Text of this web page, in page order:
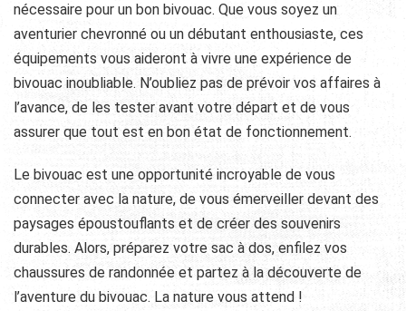
nécessaire pour un bon bivouac. Que vous soyez un
aventurier chevronné ou un débutant enthousiaste, ces
équipements vous aideront à vivre une expérience de
bivouac inoubliable. N’oubliez pas de prévoir vos affaires à
l’avance, de les tester avant votre départ et de vous
assurer que tout est en bon état de fonctionnement.
Le bivouac est une opportunité incroyable de vous
connecter avec la nature, de vous émerveiller devant des
paysages époustouflants et de créer des souvenirs
durables. Alors, préparez votre sac à dos, enfilez vos
chaussures de randonnée et partez à la découverte de
l’aventure du bivouac. La nature vous attend !